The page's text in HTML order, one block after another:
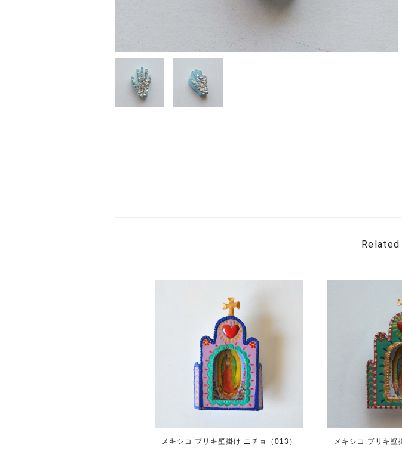
メキシコ ブリキ壁掛け ニチョ（013） メキシコ ブリキ壁